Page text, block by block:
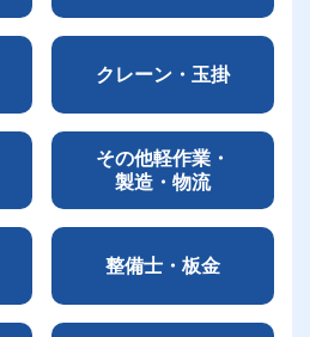
クレーン・玉掛
その他軽作業・
製造・物流
整備士・板金